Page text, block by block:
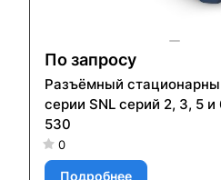
По запросу
Разъёмный
серии SNL серий 2, 3, 5 и
530
0
Подробнее